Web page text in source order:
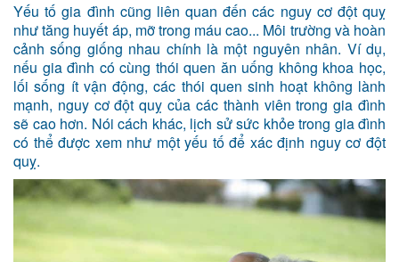
Yếu tố gia đình cũng liên quan đến các nguy cơ đột quỵ
như tăng huyết áp, mỡ trong máu cao... Môi trường và hoàn
cảnh sống giống nhau chính là một nguyên nhân. Ví dụ,
nếu gia đình có cùng thói quen ăn uống không khoa học,
lối sống ít vận động, các thói quen sinh hoạt không lành
mạnh, nguy cơ đột quỵ của các thành viên trong gia đình
sẽ cao hơn. Nói cách khác, lịch sử sức khỏe trong gia đình
có thể được xem như một yếu tố để xác định nguy cơ đột
quỵ.